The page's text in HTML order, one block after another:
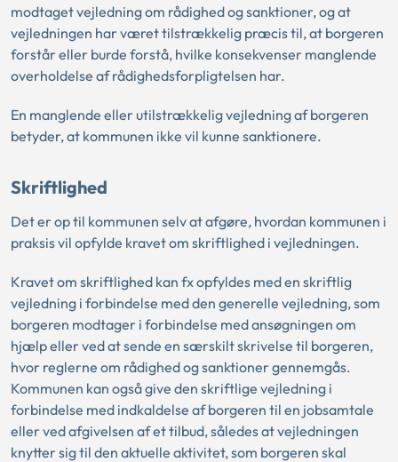
modtaget vejledning om rådighed og sanktioner, og at
vejledningen har været tilstrækkelig præcis til, at borgeren
forstår eller burde forstå, hvilke konsekvenser manglende
overholdelse af rådighedsforpligtelsen har.
En manglende eller utilstrækkelig vejledning af borgeren
betyder, at kommunen ikke vil kunne sanktionere.
Skriftlighed
Det er op til kommunen selv at afgøre, hvordan kommunen i
praksis vil opfylde kravet om skriftlighed i vejledningen.
Kravet om skriftlighed kan fx opfyldes med en skriftlig
vejledning i forbindelse med den generelle vejledning, som
borgeren modtager i forbindelse med ansøgningen om
hjælp eller ved at sende en særskilt skrivelse til borgeren,
hvor reglerne om rådighed og sanktioner gennemgås.
Kommunen kan også give den skriftlige vejledning i
forbindelse med indkaldelse af borgeren til en jobsamtale
eller ved afgivelsen af et tilbud, således at vejledningen
knytter sig til den aktuelle aktivitet, som borgeren skal